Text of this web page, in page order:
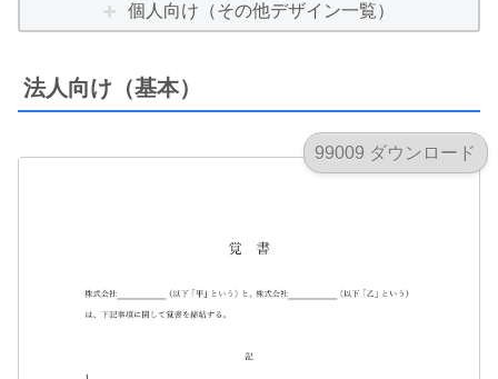
個人向け（その他デザイン一覧）
法人向け（基本）
99009 ダウンロード